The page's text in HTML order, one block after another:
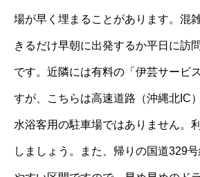
場が早く埋まることがあります。混
きるだけ早朝に出発するか平日に訪
です。近隣には有料の「伊芸サービ
すが、こちらは高速道路（沖縄北IC
水浴客用の駐車場ではありません。
しましょう。また、帰りの国道329